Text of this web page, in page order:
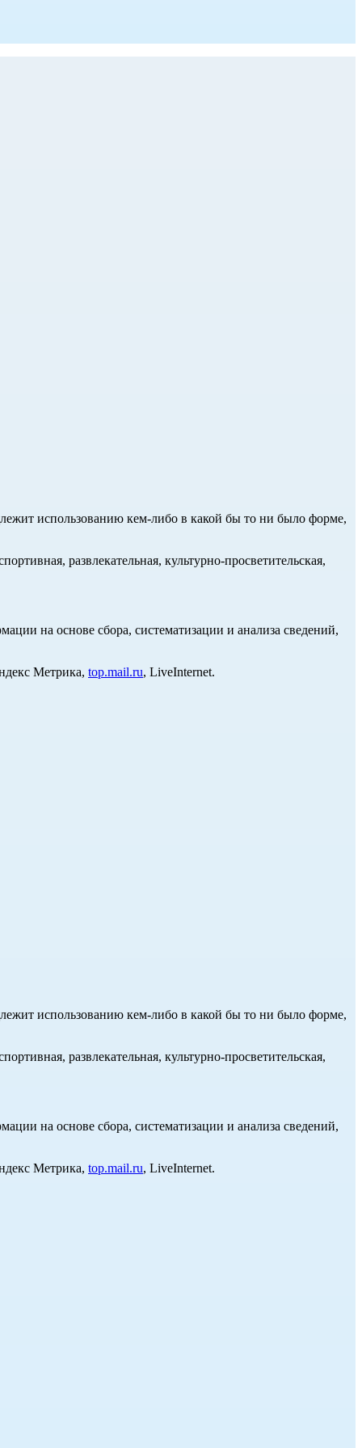
использованию кем-либо в какой бы то ни было форме,
развлекательная, культурно-просветительская,
на основе сбора, систематизации и анализа сведений,
Метрика, top.mail.ru, LiveInternet.
использованию кем-либо в какой бы то ни было форме,
развлекательная, культурно-просветительская,
на основе сбора, систематизации и анализа сведений,
Метрика, top.mail.ru, LiveInternet.